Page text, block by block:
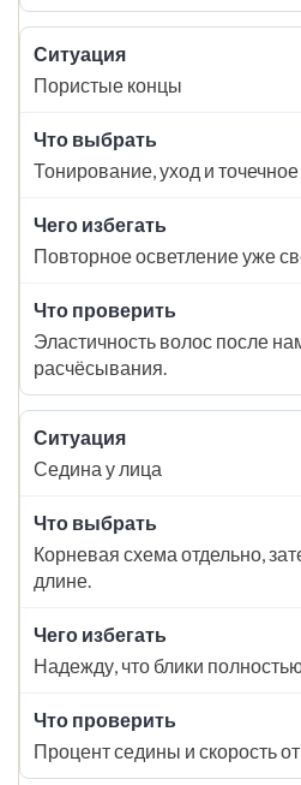
Пористые концы
Тонирование, уход и
Повторное осветление уже
Эластичность волос после
расчёсывания.
Седина у лица
Корневая схема отдельно,
длине.
Надежду, что блики
Процент седины и скорость